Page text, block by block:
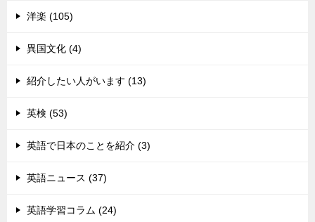
洋楽 (105)
異国文化 (4)
紹介したい人がいます (13)
英検 (53)
英語で日本のことを紹介 (3)
英語ニュース (37)
英語学習コラム (24)